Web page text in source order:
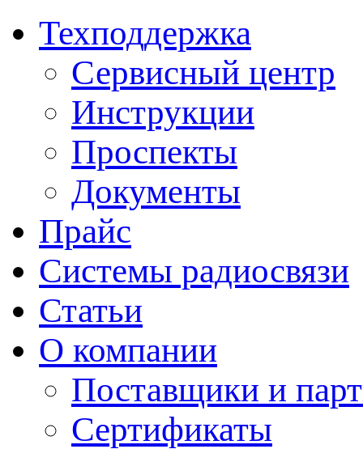
Техподдержка
Сервисный центр
Инструкции
Проспекты
Документы
Прайс
Системы радиосвязи
Статьи
О компании
Поставщики и
Cертификаты